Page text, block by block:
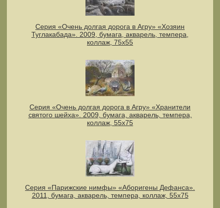
Серия «Очень долгая дорога в Агру» «Хозяин
Туглакабада». 2009, бумага, акварель, темпера,
коллаж, 75х55
Серия «Очень долгая дорога в Агру» «Хранители
святого шейха». 2009, бумага, акварель, темпера,
коллаж, 55х75
Серия «Парижские нимфы» «Аборигены Дефанса».
2011, бумага, акварель, темпера, коллаж, 55x75